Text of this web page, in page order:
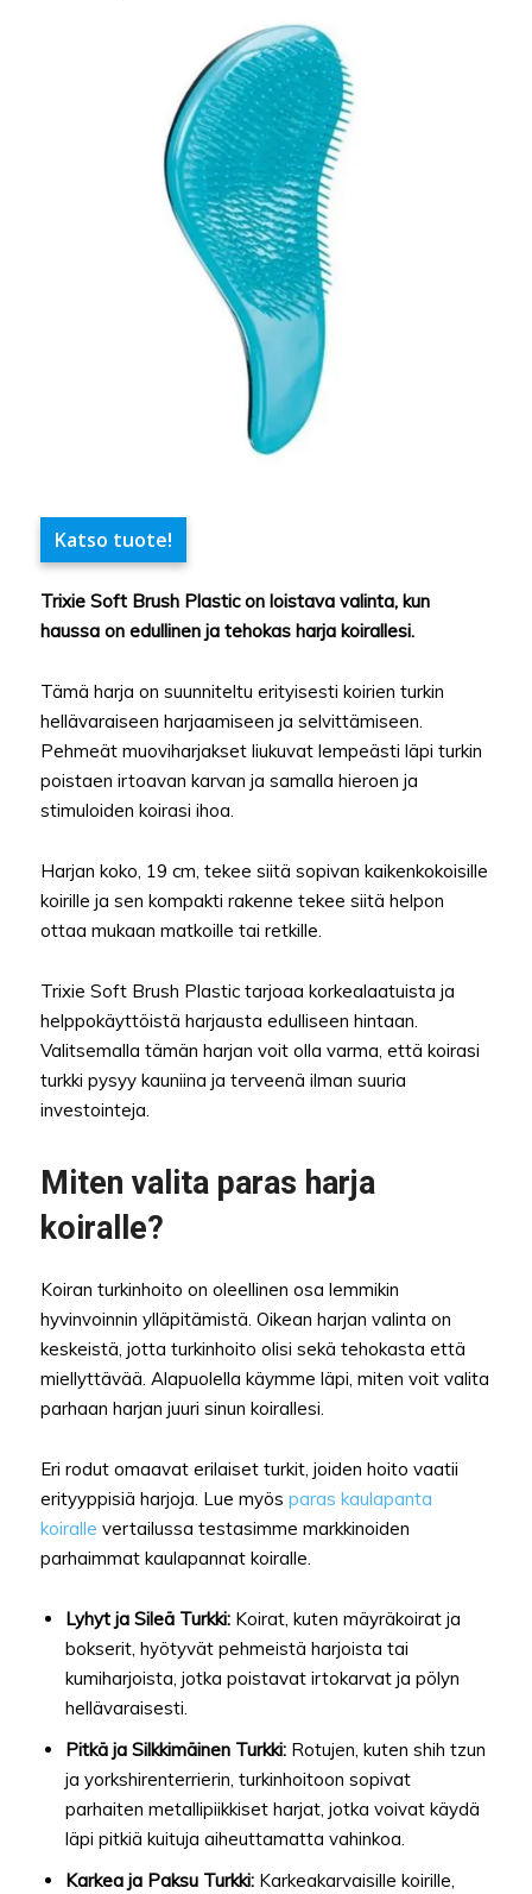
Katso tuote!
Trixie Soft Brush Plastic on loistava valinta, kun
haussa on edullinen ja tehokas harja koirallesi.
Tämä harja on suunniteltu erityisesti koirien turkin
hellävaraiseen harjaamiseen ja selvittämiseen.
Pehmeät muoviharjakset liukuvat lempeästi läpi turkin
poistaen irtoavan karvan ja samalla hieroen ja
stimuloiden koirasi ihoa.
Harjan koko, 19 cm, tekee siitä sopivan kaikenkokoisille
koirille ja sen kompakti rakenne tekee siitä helpon
ottaa mukaan matkoille tai retkille.
Trixie Soft Brush Plastic tarjoaa korkealaatuista ja
helppokäyttöistä harjausta edulliseen hintaan.
Valitsemalla tämän harjan voit olla varma, että koirasi
turkki pysyy kauniina ja terveenä ilman suuria
investointeja.
Miten valita paras harja
koiralle?
Koiran turkinhoito on oleellinen osa lemmikin
hyvinvoinnin ylläpitämistä. Oikean harjan valinta on
keskeistä, jotta turkinhoito olisi sekä tehokasta että
miellyttävää. Alapuolella käymme läpi, miten voit valita
parhaan harjan juuri sinun koirallesi.
Eri rodut omaavat erilaiset turkit, joiden hoito vaatii
erityyppisiä harjoja. Lue myös paras kaulapanta
koiralle vertailussa testasimme markkinoiden
parhaimmat kaulapannat koiralle.
Lyhyt ja Sileä Turkki: Koirat, kuten mäyräkoirat ja
bokserit, hyötyvät pehmeistä harjoista tai
kumiharjoista, jotka poistavat irtokarvat ja pölyn
hellävaraisesti.
Pitkä ja Silkkimäinen Turkki: Rotujen, kuten shih tzun
ja yorkshirenterrierin, turkinhoitoon sopivat
parhaiten metallipiikkiset harjat, jotka voivat käydä
läpi pitkiä kuituja aiheuttamatta vahinkoa.
Karkea ja Paksu Turkki: Karkeakarvaisille koirille,